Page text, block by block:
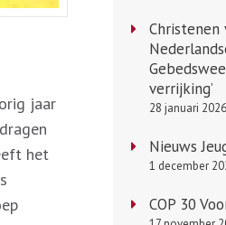
jaar
het
Christenen
verrijking’
28 januari 2026
Nieuws
1 december
COP 30